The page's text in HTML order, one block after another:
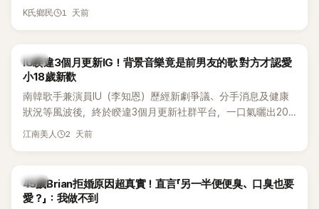
合體。根據韓媒《MyDaily》7日報導，當天將由Jisoo（智秀）、
K氏鄉民 1 天前
韓星
IU睽違3個月更新IG！背景音樂竟是前男友的歌 對方才認愛
小18歲新歡
南韓歌手兼演員IU（李知恩）歷經新劇爭議、分手消息及健康
狀況等風波後，終於睽違3個月更新社群平台，一口氣曬出20
張近況照，讓大批粉絲又驚又喜。不過，比起照片本身，更引
江南美人 2 天前
韓星
45歲Brian拒婚原因超真實！直言「另一半便便臭、口臭也要
愛？」：我做不到